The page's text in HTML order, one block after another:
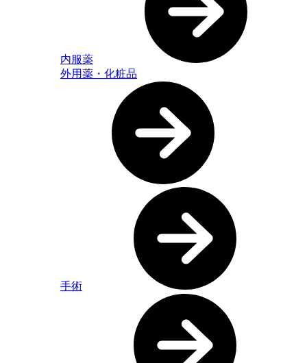
内服薬
外用薬・化粧品
手術